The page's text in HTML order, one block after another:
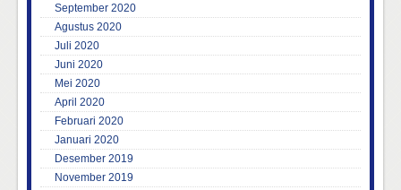
September 2020
Agustus 2020
Juli 2020
Juni 2020
Mei 2020
April 2020
Februari 2020
Januari 2020
Desember 2019
November 2019